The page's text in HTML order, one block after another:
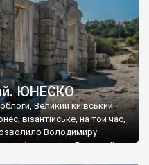
ЮНЕСКО
Великий київський
візантійське, на той час,
Володимиру
імператору Василю ІІ, та